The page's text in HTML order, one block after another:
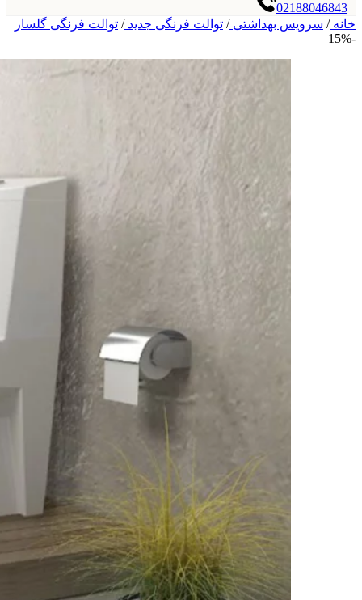
02188046843
خانه/ سرویس بهداشتی/ توالت فرنگی جدید/ توالت فرنگی گلسار
-15%